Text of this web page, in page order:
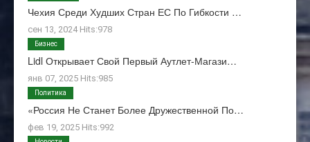
Чехия Среди Худших Стран ЕС По Гибкости …
сен 13, 2024 Hits:978
Lidl Открывает Свой Первый Аутлет-Магази…
янв 07, 2025 Hits:985
Бизнес
«Россия Не Станет Более Дружественной По…
фев 19, 2025 Hits:992
Политика